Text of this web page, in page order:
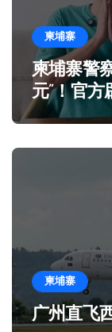
柬埔寨
柬埔寨警
元”！官方
柬埔寨
广州直飞